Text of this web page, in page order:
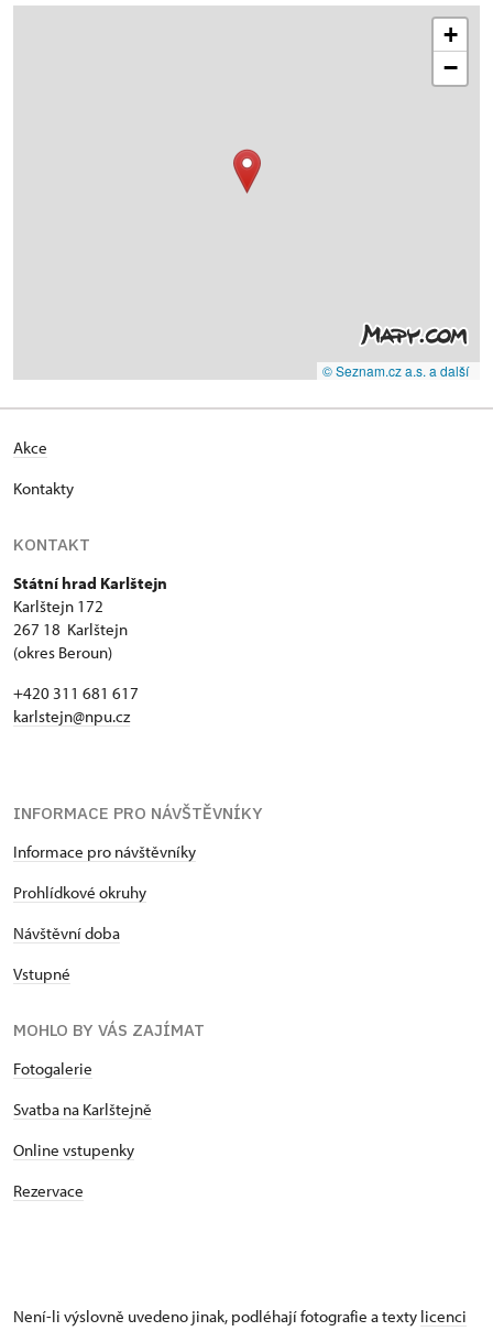
+
−
© Seznam.cz a.s. a další
Akce
Kontakty
KONTAKT
Státní hrad Karlštejn
Karlštejn 172
267 18 Karlštejn
(okres Beroun)
+420 311 681 617
karlstejn@npu.cz
INFORMACE PRO NÁVŠTĚVNÍKY
Informace pro návštěvníky
Prohlídkové okruhy
Návštěvní doba
Vstupné
MOHLO BY VÁS ZAJÍMAT
Fotogalerie
Svatba na Karlštejně
Online vstupenky
Rezervace
Není-li výslovně uvedeno jinak, podléhají fotografie a texty licenci